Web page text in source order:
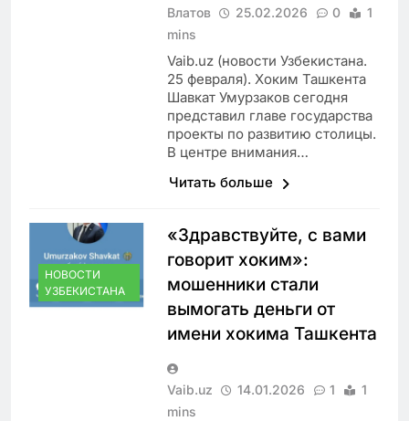
Влатов
25.02.2026 0
1
mins
Vaib.uz (новости Узбекистана.
25 февраля). Хоким Ташкента
Шавкат Умурзаков сегодня
представил главе государства
проекты по развитию столицы.
В центре внимания…
Читать больше
НОВОСТИ
УЗБЕКИСТАНА
«Здравствуйте, с вами
говорит хоким»:
мошенники стали
вымогать деньги от
имени хокима Ташкента
Vaib.uz 14.01.2026 1
1
mins